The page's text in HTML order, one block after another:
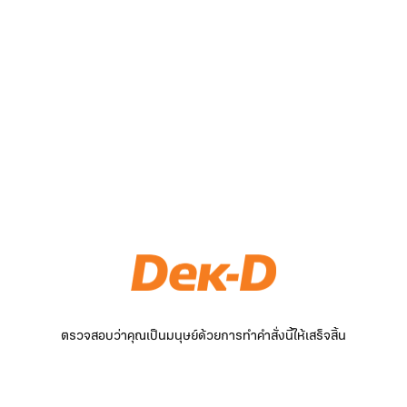
ตรวจสอบว่าคุณเป็นมนุษย์ด้วยการทำคำสั่งนี้ให้เสร็จสิ้น